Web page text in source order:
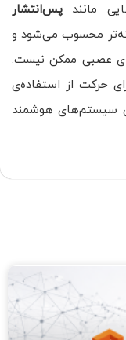
مانند پس‌انتشار
محسوب می‌شود و
عصبی ممکن نیست.
حرکت از استفاده‌ی
سیستم‌های هوشمند